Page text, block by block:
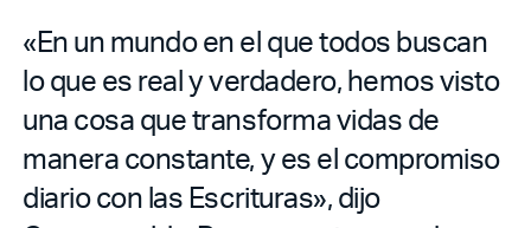
«En un mundo en el que todos buscan
lo que es real y verdadero, hemos visto
una cosa que transforma vidas de
manera constante, y es el compromiso
diario con las Escrituras», dijo